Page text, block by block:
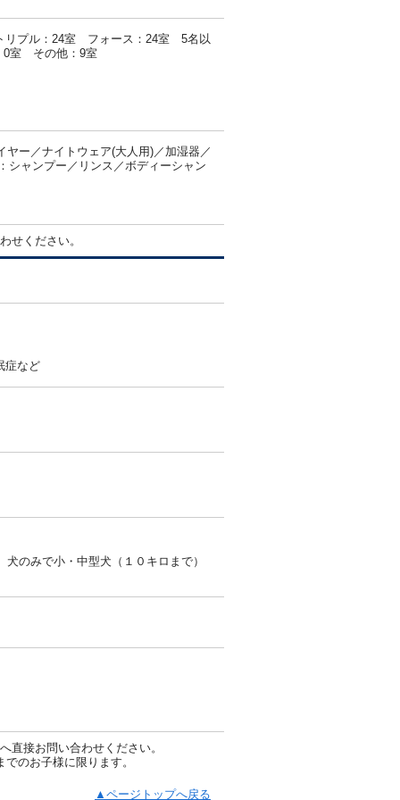
プル：24室 フォース：24室 5名以
室 その他：9室
ー／ナイトウェア(大人用)／加湿器／
シャンプー／リンス／ボディーシャン
せください。
症など
のみで小・中型犬（１０キロまで）
直接お問い合わせください。
のお子様に限ります。
▲ページトップへ戻る